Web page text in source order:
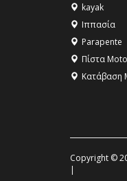
kayak
Ιππασία
Parapente
Πίστα
Κατάβαση
Copyright ©
|